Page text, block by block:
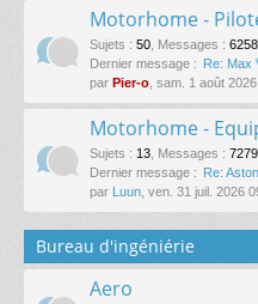
Motorhome -
Sujets : 50 Messages : 6258
Dernier message : Re:
par Pier-o , sam. 1 août
Motorhome -
Sujets : 13 Messages : 7279
Dernier message : Re:
par Luun , ven. 31 juil. 2026
Bureau d'ingéniérie
Aero